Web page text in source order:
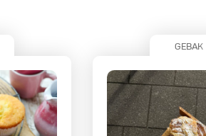
GEBAK